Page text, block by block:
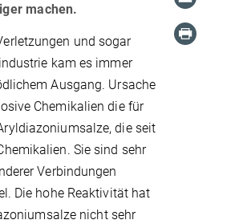
machen.
und sogar
kam es immer
Ausgang. Ursache
Chemikalien die für
die seit
Sie sind sehr
Verbindungen
Die hohe Reaktivität hat
nicht sehr